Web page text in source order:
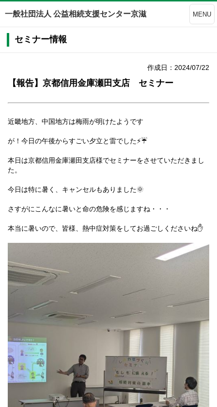
一般社団法人 公益相続支援センター京滋 MENU
セミナー情報
作成日：2024/07/22
【報告】京都信用金庫瀬田支店 セミナー
近畿地方、中国地方は梅雨が明けたようです
が！今日の午後からすごい夕立と雷でした⚡☔
本日は京都信用金庫瀬田支店様でセミナーをさせていただきまし
た。
今日は特に暑く、キャンセルもありました🌞
さすがにこんなに暑いと命の危険を感じますね・・・
本当に暑いので、皆様、熱中症対策をしてお過ごしくださいね✋